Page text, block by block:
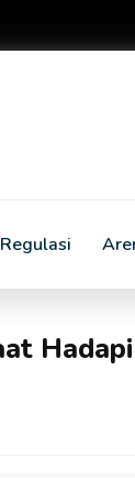
Regulasi